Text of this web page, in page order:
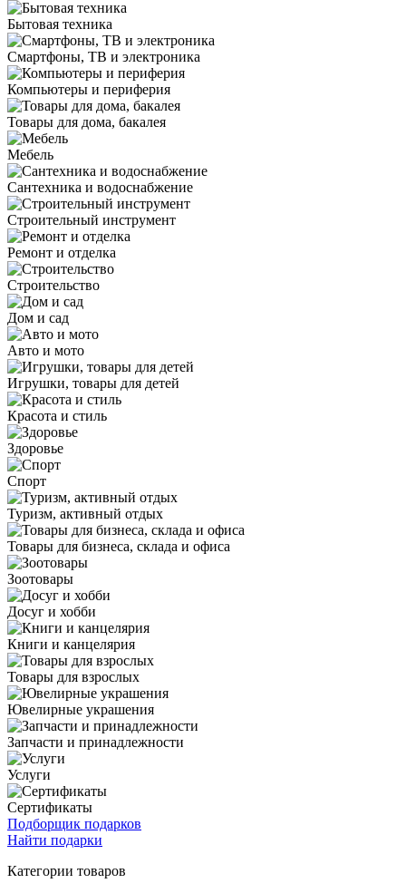
Бытовая техника
Смартфоны, ТВ и электроника
Компьютеры и периферия
Товары для дома, бакалея
Мебель
Сантехника и водоснабжение
Строительный инструмент
Ремонт и отделка
Строительство
Дом и сад
Авто и мото
Игрушки, товары для детей
Красота и стиль
Здоровье
Спорт
Туризм, активный отдых
Товары для бизнеса, склада и офиса
Зоотовары
Досуг и хобби
Книги и канцелярия
Товары для взрослых
Ювелирные украшения
Запчасти и принадлежности
Услуги
Сертификаты
Подборщик подарков
Найти подарки
Категории товаров